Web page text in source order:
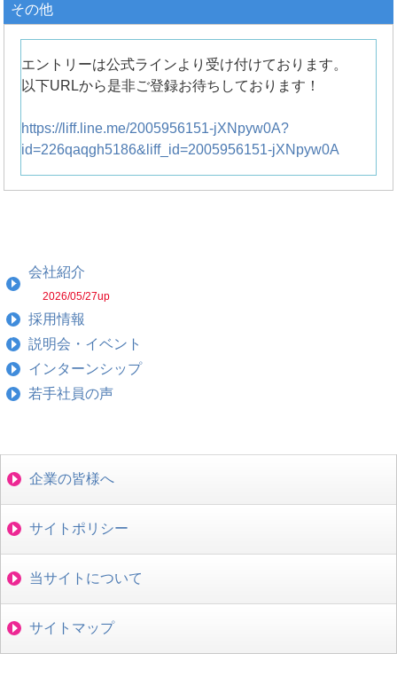
その他
エントリーは公式ラインより受け付けております。
以下URLから是非ご登録お待ちしております！
https://liff.line.me/2005956151-jXNpyw0A?
id=226qaqgh5186&liff_id=2005956151-jXNpyw0A
会社紹介
2026/05/27up
採用情報
説明会・イベント
インターンシップ
若手社員の声
企業の皆様へ
サイトポリシー
当サイトについて
サイトマップ